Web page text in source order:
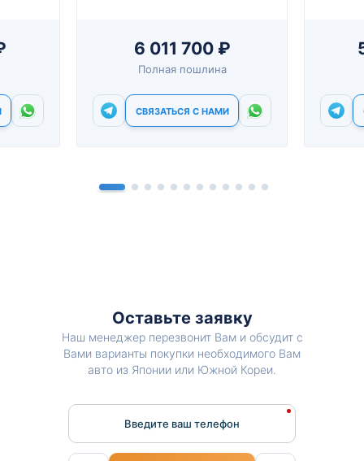
6 011 700 ₽
Полная пошлина
СВЯЗАТЬСЯ С НАМИ
Оставьте заявку
Наш менеджер перезвонит Вам и обсудит с
Вами варианты покупки необходимого Вам
авто из Японии или Южной Кореи.
Введите ваш телефон